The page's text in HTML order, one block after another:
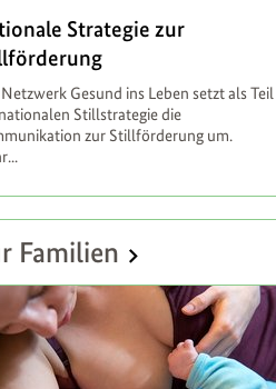
Strategie zur
Gesund ins Leben setzt als Teil
Stillstrategie die
zur Stillförderung um.
Familien